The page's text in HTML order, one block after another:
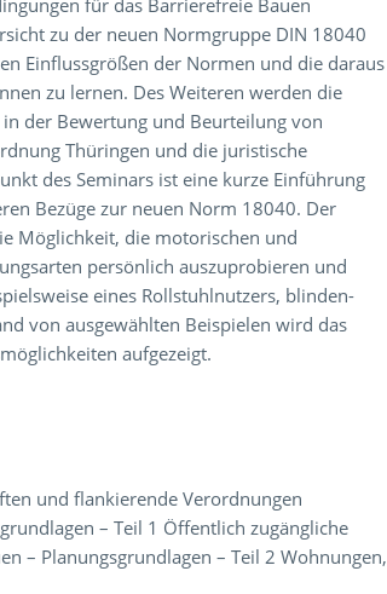
für das Barrierefreie Bauen
zu der neuen Normgruppe DIN 18040
Einflussgrößen der Normen und die daraus
zu lernen. Des Weiteren werden die
der Bewertung und Beurteilung von
Thüringen und die juristische
des Seminars ist eine kurze Einführung
Bezüge zur neuen Norm 18040. Der
Möglichkeit, die motorischen und
persönlich auszuprobieren und
eines Rollstuhlnutzers, blinden-
von ausgewählten Beispielen wird das
aufgezeigt.
und flankierende Verordnungen
– Teil 1 Öffentlich zugängliche
– Planungsgrundlagen – Teil 2 Wohnungen,